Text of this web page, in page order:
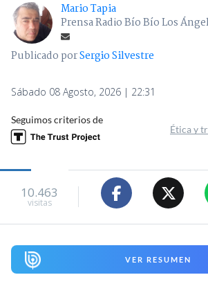
Mario Tapia
Prensa Radio Bío Bío Los
Publicado porSergio Silvestre
Sábado 08 Agosto, 2026 | 22:31
Seguimos criterios de
Ética y
10.463
visitas
VER RESUMEN